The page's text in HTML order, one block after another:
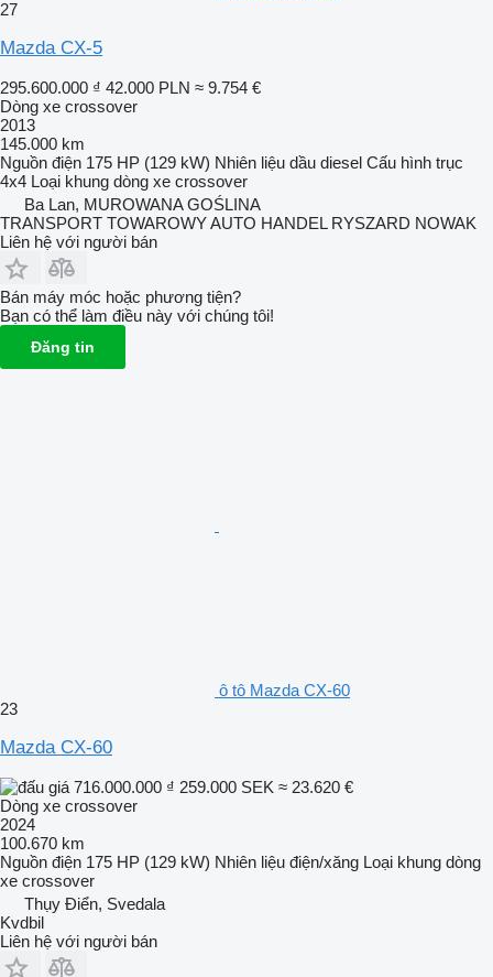
27
Mazda CX-5
295.600.000 ₫ 42.000 PLN ≈ 9.754 €
Dòng xe crossover
2013
145.000 km
Nguồn điện 175 HP (129 kW) Nhiên liệu dầu diesel Cấu hình trục
4x4 Loại khung dòng xe crossover
Ba Lan, MUROWANA GOŚLINA
TRANSPORT TOWAROWY AUTO HANDEL RYSZARD NOWAK
Liên hệ với người bán
Bán máy móc hoặc phương tiện?
Bạn có thể làm điều này với chúng tôi!
Đăng tin
ô tô Mazda CX-60
23
Mazda CX-60
716.000.000 ₫ 259.000 SEK ≈ 23.620 €
Dòng xe crossover
2024
100.670 km
Nguồn điện 175 HP (129 kW) Nhiên liệu điện/xăng Loại khung dòng
xe crossover
Thụy Điển, Svedala
Kvdbil
Liên hệ với người bán